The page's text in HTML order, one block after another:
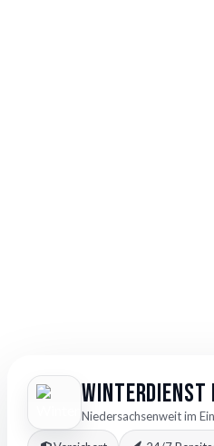
Winterdienst
Niedersachsenweit im